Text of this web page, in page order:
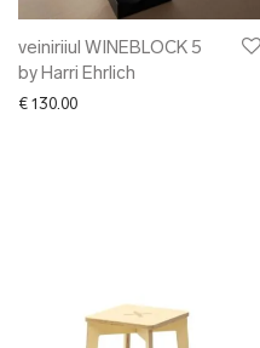
veiniriiul WINEBLOCK 5
by Harri Ehrlich
€ 130.00